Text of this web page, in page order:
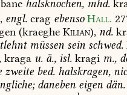
halsknochen, mhd.
engl. crag ebenso Hall.
(kraeghe Kilian), nd.
müssen sein schwed.
kraga u. ä., isl. kragi m.,
zweite bed. halskragen,
daneben eigen dän.